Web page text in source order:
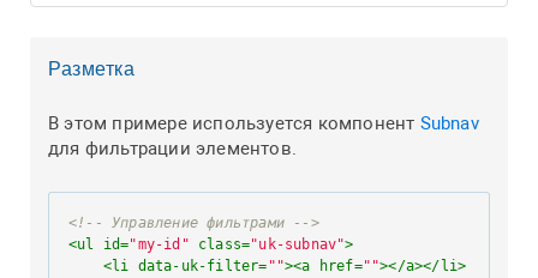
Разметка
В этом примере используется компонент Subnav
для фильтрации элементов.
<!-- Управление фильтрами -->
<ul id="my-id" class="uk-subnav">
<li data-uk-filter= ""><a href=""></a></ li>